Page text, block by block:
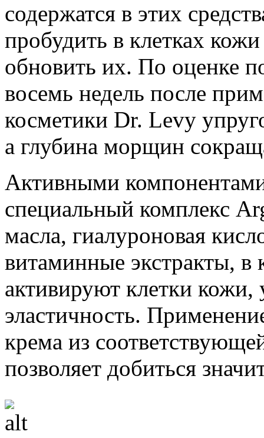
содержатся в этих
пробудить в клетках
обновить их. По оценке
восемь недель после
косметики Dr. Levy
а глубина морщин
Активными
специальный комплекс
масла, гиалуроновая
витаминные экстракты,
активируют клетки
эластичность.
крема из
позволяет добиться